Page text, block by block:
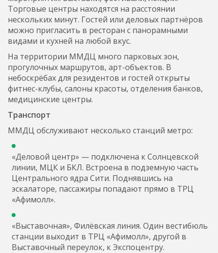
Торговые центры находятся на расстоянии
нескольких минут. Гостей или деловых партнёров
можно пригласить в ресторан с панорамными
видами и кухней на любой вкус.
На территории ММДЦ много парковых зон,
прогулочных маршрутов, арт-объектов. В
небоскрёбах для резидентов и гостей открыты
фитнес-клубы, салоны красоты, отделения банков,
медицинские центры.
Транспорт
ММДЦ обслуживают несколько станций метро:
«Деловой центр» — подключена к Солнцевской
линии, МЦК и БКЛ. Встроена в подземную часть
Центрального ядра Сити. Поднявшись на
эскалаторе, пассажиры попадают прямо в ТРЦ
«Афимолл».
«Выставочная», Филёвская линия. Один вестибюль
станции выходит в ТРЦ «Афимолл», другой в
Выставочный переулок, к Экспоцентру.